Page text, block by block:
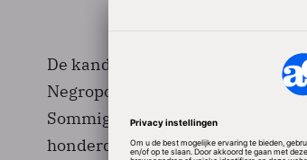
De kandidatuur van Internet
Negroponte en Shirin Ebadi, de
Sommige kandidaten worden
honderd, was het enige